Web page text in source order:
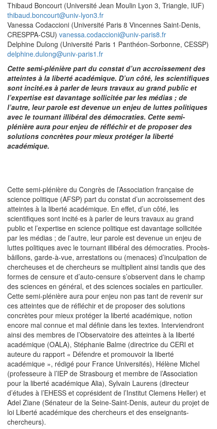
Thibaud Boncourt (Université Jean Moulin Lyon 3, Triangle, IUF)
thibaud.boncourt@univ-lyon3.fr
Vanessa Codaccioni (Université Paris 8 Vincennes Saint-Denis,
CRESPPA-CSU) vanessa.codaccioni@univ-paris8.fr
Delphine Dulong (Université Paris 1 Panthéon-Sorbonne, CESSP)
delphine.dulong@univ-paris1.fr
Cette semi-plénière part du constat d’un accroissement des
atteintes à la liberté académique. D’un côté, les scientifiques
sont incité.es à parler de leurs travaux au grand public et
l’expertise est davantage sollicitée par les médias ; de
l’autre, leur parole est devenue un enjeu de luttes politiques
avec le tournant illibéral des démocraties. Cette semi-
plénière aura pour enjeu de réfléchir et de proposer des
solutions concrètes pour mieux protéger la liberté
académique.
Cette semi-plénière du Congrès de l’Association française de
science politique (AFSP) part du constat d’un accroissement des
atteintes à la liberté académique. En effet, d’un côté, les
scientifiques sont incité·es à parler de leurs travaux au grand
public et l’expertise en science politique est davantage sollicitée
par les médias ; de l’autre, leur parole est devenue un enjeu de
luttes politiques avec le tournant illibéral des démocraties. Procès-
bâillons, garde-à-vue, arrestations ou (menaces) d’inculpation de
chercheuses et de chercheurs se multiplient ainsi tandis que des
formes de censure et d’auto-censure s’observent dans le champ
des sciences en général, et des sciences sociales en particulier.
Cette semi-plénière aura pour enjeu non pas tant de revenir sur
ces atteintes que de réfléchir et de proposer des solutions
concrètes pour mieux protéger la liberté académique, notion
encore mal connue et mal définie dans les textes. Interviendront
ainsi des membres de l’Observatoire des atteintes à la liberté
académique (OALA), Stéphanie Balme (directrice du CERI et
auteure du rapport « Défendre et promouvoir la liberté
académique », rédigé pour France Universités), Hélène Michel
(professeure à l’IEP de Strasbourg et membre de l’Association
pour la liberté académique Alia), Sylvain Laurens (directeur
d’études à l’EHESS et coprésident de l’Institut Clemens Heller) et
Adel Ziane (Sénateur de la Seine-Saint-Denis, auteur du projet de
loi Liberté académique des chercheurs et des enseignants-
chercheurs).